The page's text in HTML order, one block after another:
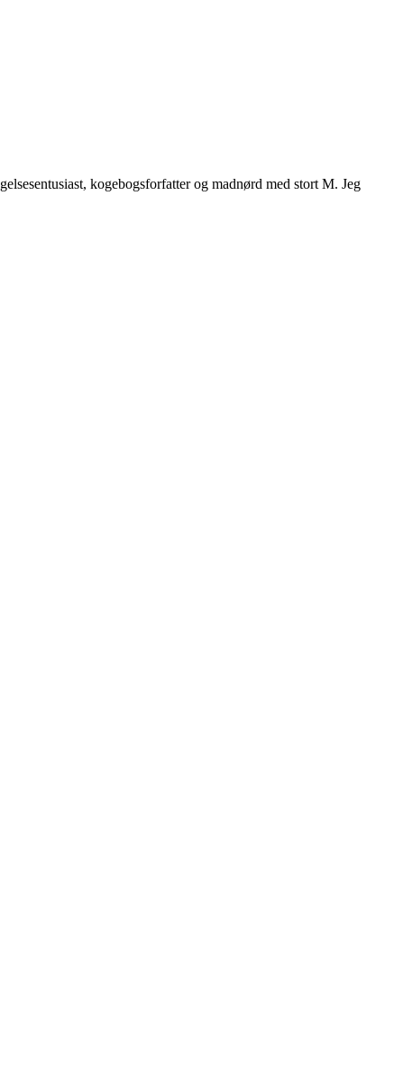
kogebogsforfatter og madnørd med stort M. Jeg